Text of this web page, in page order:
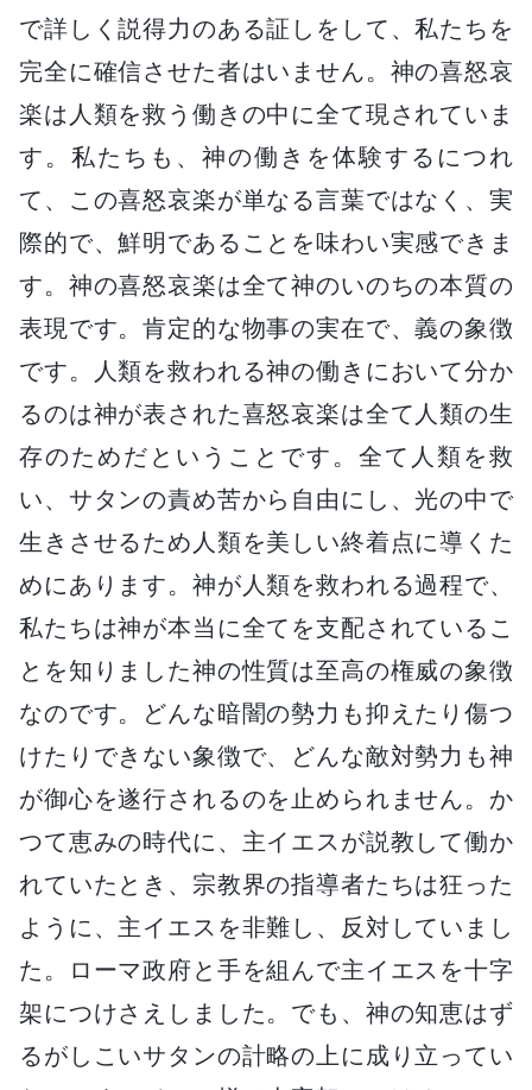
で詳しく説得力のある証しをして、私たちを
完全に確信させた者はいません。神の喜怒哀
楽は人類を救う働きの中に全て現されていま
す。私たちも、神の働きを体験するにつれ
て、この喜怒哀楽が単なる言葉ではなく、実
際的で、鮮明であることを味わい実感できま
す。神の喜怒哀楽は全て神のいのちの本質の
表現です。肯定的な物事の実在で、義の象徴
です。人類を救われる神の働きにおいて分か
るのは神が表された喜怒哀楽は全て人類の生
存のためだということです。全て人類を救
い、サタンの責め苦から自由にし、光の中で
生きさせるため人類を美しい終着点に導くた
めにあります。神が人類を救われる過程で、
私たちは神が本当に全てを支配されているこ
とを知りました神の性質は至高の権威の象徴
なのです。どんな暗闇の勢力も抑えたり傷つ
けたりできない象徴で、どんな敵対勢力も神
が御心を遂行されるのを止められません。か
つて恵みの時代に、主イエスが説教して働か
れていたとき、宗教界の指導者たちは狂った
ように、主イエスを非難し、反対していまし
た。ローマ政府と手を組んで主イエスを十字
架につけさえしました。でも、神の知恵はず
るがしこいサタンの計略の上に成り立ってい